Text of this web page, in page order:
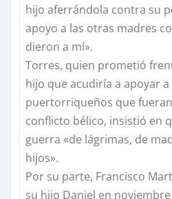
hijo aferrándola contra su
apoyo a las otras madres
dieron a mí».
Torres, quien prometió
hijo que acudiría a apoyar
puertorriqueños que
conflicto bélico, insistió en
guerra «de lágrimas, de
hijos».
Por su parte, Francisco
su hijo Daniel en